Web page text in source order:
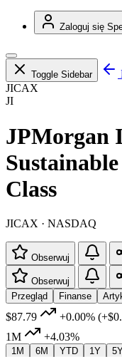
Zaloguj się
Toggle Sidebar
JICAX
JI
JPMorgan
Class
JICAX · NASDAQ
Obserwuj
Obserwuj
Przegląd
Finanse
$87.79 +0.00%
1M
+4.03%
1M 6M YTD 1Y